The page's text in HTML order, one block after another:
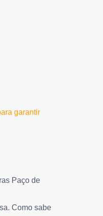
garantir
Paço de
Como sabe